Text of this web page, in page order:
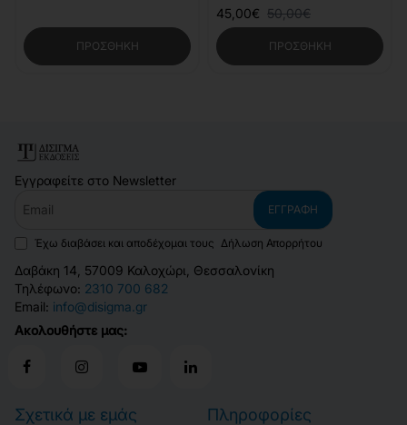
ΠΡΟΣΘΉΚΗ
45,00€ 50,00€
ΠΡΟΣΘΉΚΗ
Εγγραφείτε στο Newsletter
ΕΓΓΡΑΦΉ
Έχω διαβάσει και αποδέχομαι τους Δήλωση Απορρήτου
Δαβάκη 14, 57009 Καλοχώρι, Θεσσαλονίκη
Τηλέφωνο: 2310 700 682
Email: info@disigma.gr
Ακολουθήστε μας:
Σχετικά με εμάς Πληροφορίες